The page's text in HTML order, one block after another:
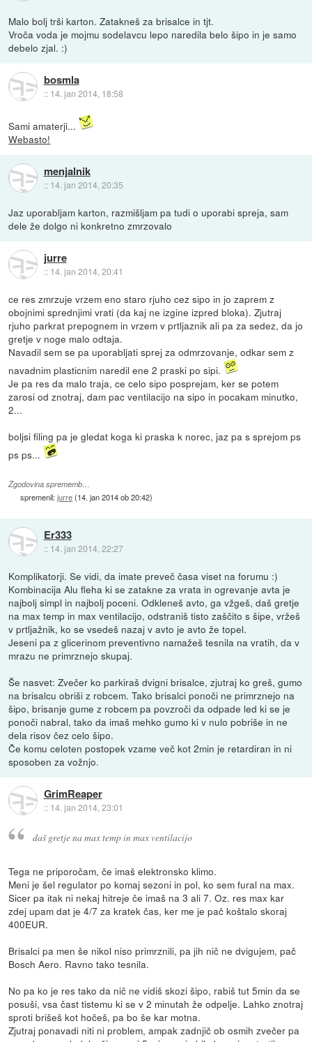
Malo bolj trši karton. Zatakneš za brisalce in tjt.
Vroča voda je mojmu sodelavcu lepo naredila belo šipo in je samo
debelo zjal. :)
bosmla
:: 14. jan 2014, 18:58
Sami amaterji...
Webasto!
menjalnik
:: 14. jan 2014, 20:35
Jaz uporabljam karton, razmišljam pa tudi o uporabi spreja, sam
dele že dolgo ni konkretno zmrzovalo
jurre
:: 14. jan 2014, 20:41
ce res zmrzuje vrzem eno staro rjuho cez sipo in jo zaprem z
obojnimi sprednjimi vrati (da kaj ne izgine izpred bloka). Zjutraj
rjuho parkrat prepognem in vrzem v prtljaznik ali pa za sedez, da jo
gretje v noge malo odtaja.
Navadil sem se pa uporabljati sprej za odmrzovanje, odkar sem z
navadnim plasticnim naredil ene 2 praski po sipi.
Je pa res da malo traja, ce celo sipo posprejam, ker se potem
zarosi od znotraj, dam pac ventilacijo na sipo in pocakam minutko,
2...
boljsi filing pa je gledat koga ki praska k norec, jaz pa s sprejom ps
ps ps...
Zgodovina sprememb…
spremenil:jurre(14. jan 2014 ob 20:42)
Er333
:: 14. jan 2014, 22:27
Komplikatorji. Se vidi, da imate preveč časa viset na forumu :)
Kombinacija Alu fleha ki se zatakne za vrata in ogrevanje avta je
najbolj simpl in najbolj poceni. Odkleneš avto, ga vžgeš, daš gretje
na max temp in max ventilacijo, odstraniš tisto zaščito s šipe, vržeš
v prtljažnik, ko se vsedeš nazaj v avto je avto že topel.
Jeseni pa z glicerinom preventivno namažeš tesnila na vratih, da v
mrazu ne primrznejo skupaj.
Še nasvet: Zvečer ko parkiraš dvigni brisalce, zjutraj ko greš, gumo
na brisalcu obriši z robcem. Tako brisalci ponoči ne primrznejo na
šipo, brisanje gume z robcem pa povzroči da odpade led ki se je
ponoči nabral, tako da imaš mehko gumo ki v nulo pobriše in ne
dela risov čez celo šipo.
Če komu celoten postopek vzame več kot 2min je retardiran in ni
sposoben za vožnjo.
GrimReaper
:: 14. jan 2014, 23:01
daš gretje na max temp in max ventilacijo
Tega ne priporočam, če imaš elektronsko klimo.
Meni je šel regulator po komaj sezoni in pol, ko sem fural na max.
Sicer pa itak ni nekaj hitreje če imaš na 3 ali 7. Oz. res max kar
zdej upam dat je 4/7 za kratek čas, ker me je pač koštalo skoraj
400EUR.
Brisalci pa men še nikol niso primrznili, pa jih nič ne dvigujem, pač
Bosch Aero. Ravno tako tesnila.
No pa ko je res tako da nič ne vidiš skozi šipo, rabiš tut 5min da se
posuši, vsa čast tistemu ki se v 2 minutah že odpelje. Lahko znotraj
sproti brišeš kot hočeš, pa bo še kar motna.
Zjutraj ponavadi niti ni problem, ampak zadnjič ob osmih zvečer pa